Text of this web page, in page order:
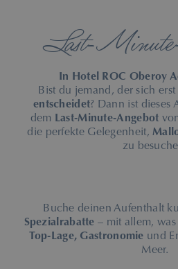
Last-
In Hotel ROC Oberoy
Bist du jemand, der sich erst
entscheidet? Dann ist
dem Last-Minute-Angebot
die perfekte Gelegenheit,
zu
Buche deinen Aufenthalt
Spezialrabatte– mit allem,
Top-Lage, Gastronomie und
Meer.